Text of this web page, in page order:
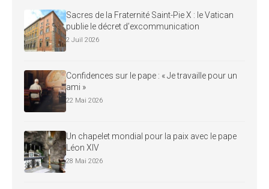
Sacres de la Fraternité Saint-Pie X : le Vatican
publie le décret d’excommunication
2 Juil 2026
Confidences sur le pape : « Je travaille pour un
ami »
22 Mai 2026
Un chapelet mondial pour la paix avec le pape
Léon XIV
28 Mai 2026